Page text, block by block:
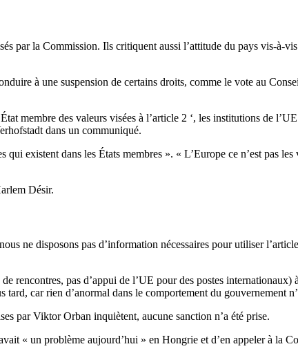
par la Commission. Ils critiquent aussi l’attitude du pays vis-à-
à une suspension de certains droits, comme le vote au
membre des valeurs visées à l’article 2 ‘, les institutions de
dans un communiqué.
existent dans les États membres ». « L’Europe ce n’est pas
Désir.
ne disposons pas d’information nécessaires pour utiliser
rencontres, pas d’appui de l’UE pour des postes internationaux)
car rien d’anormal dans le comportement du gouvernement
par Viktor Orban inquiètent, aucune sanction n’a été prise.
« un problème aujourd’hui » en Hongrie et d’en appeler à la